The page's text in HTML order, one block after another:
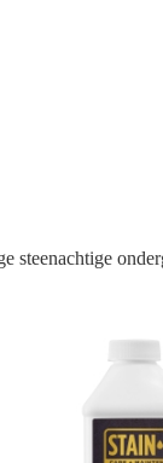
steenachtige